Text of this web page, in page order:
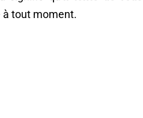
à tout moment.